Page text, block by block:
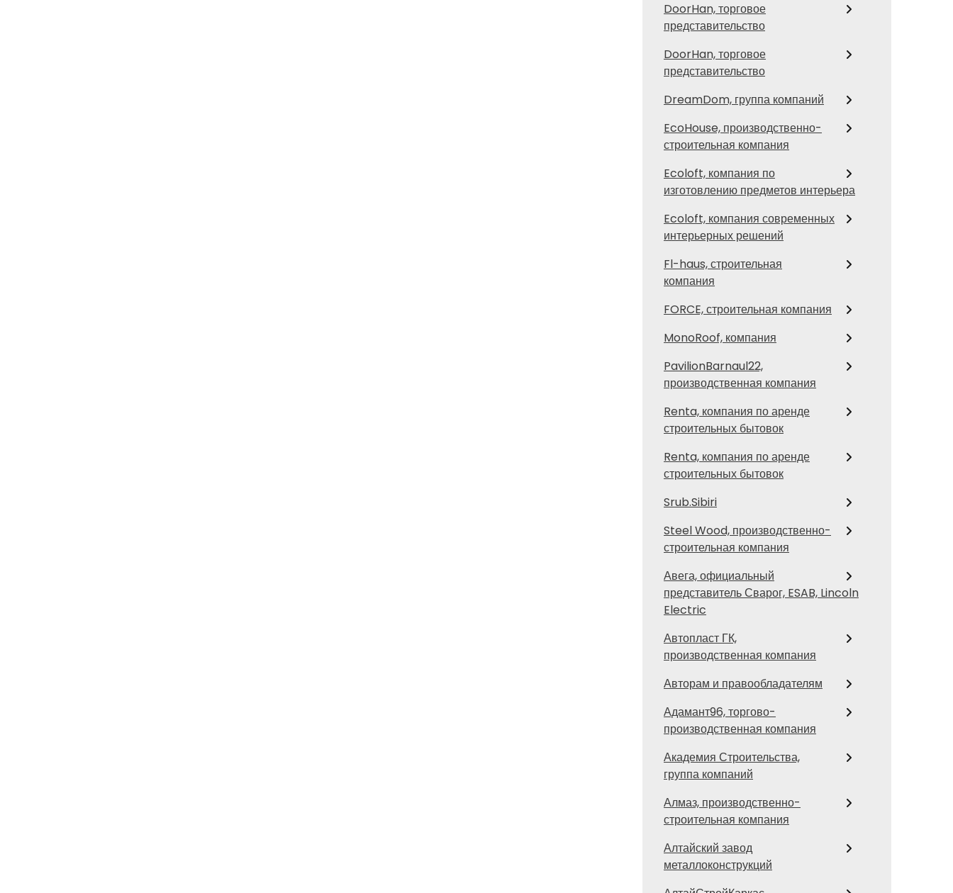
DoorHan, торговое
представительство
DoorHan, торговое
представительство
DreamDom, группа компаний
EcoHouse, производственно-
строительная компания
Ecoloft, компания по
изготовлению предметов интерьера
Ecoloft, компания современных
интерьерных решений
Fl-haus, строительная
компания
FORCE, строительная компания
MonoRoof, компания
PavilionBarnaul22,
производственная компания
Renta, компания по аренде
строительных бытовок
Renta, компания по аренде
строительных бытовок
Srub.Sibiri
Steel Wood, производственно-
строительная компания
Авега, официальный
представитель Сварог, ESAB, Lincoln
Electric
Автопласт ГК,
производственная компания
Авторам и правообладателям
Адамант96, торгово-
производственная компания
Академия Строительства,
группа компаний
Алмаз, производственно-
строительная компания
Алтайский завод
металлоконструкций